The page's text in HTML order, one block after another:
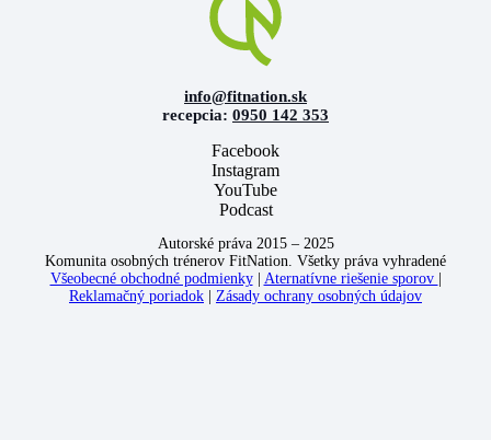
info@fitnation.sk
recepcia: 0950 142 353
Facebook
Instagram
YouTube
Podcast
Autorské práva 2015 – 2025
Komunita osobných trénerov FitNation. Všetky práva vyhradené
Všeobecné obchodné podmienky| Aternatívne riešenie sporov
Reklamačný poriadok
Zásady ochrany osobných údajov